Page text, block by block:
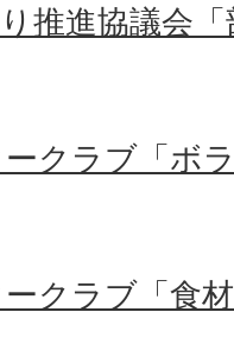
推進協議会
クラブ「ボ
クラブ「食